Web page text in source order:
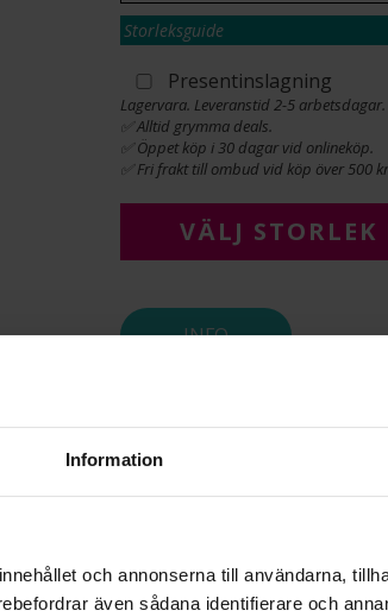
Information
och annonserna till användarna,
även sådana identifierare och
Storleksguide
Presentinslagning
Lagervara. Leveranstid 2-5 arbetsdagar.
✅ Alltid grymma deals.
✅ Öppet köp i 30 dagar vid onlineköp.
✅ Fri frakt till ombud vid köp över 500
VÄLJ
INFO
MATERIAL
ÄDELMETALL
DIAMANTSLIPNING
DIAMANTFÄRG